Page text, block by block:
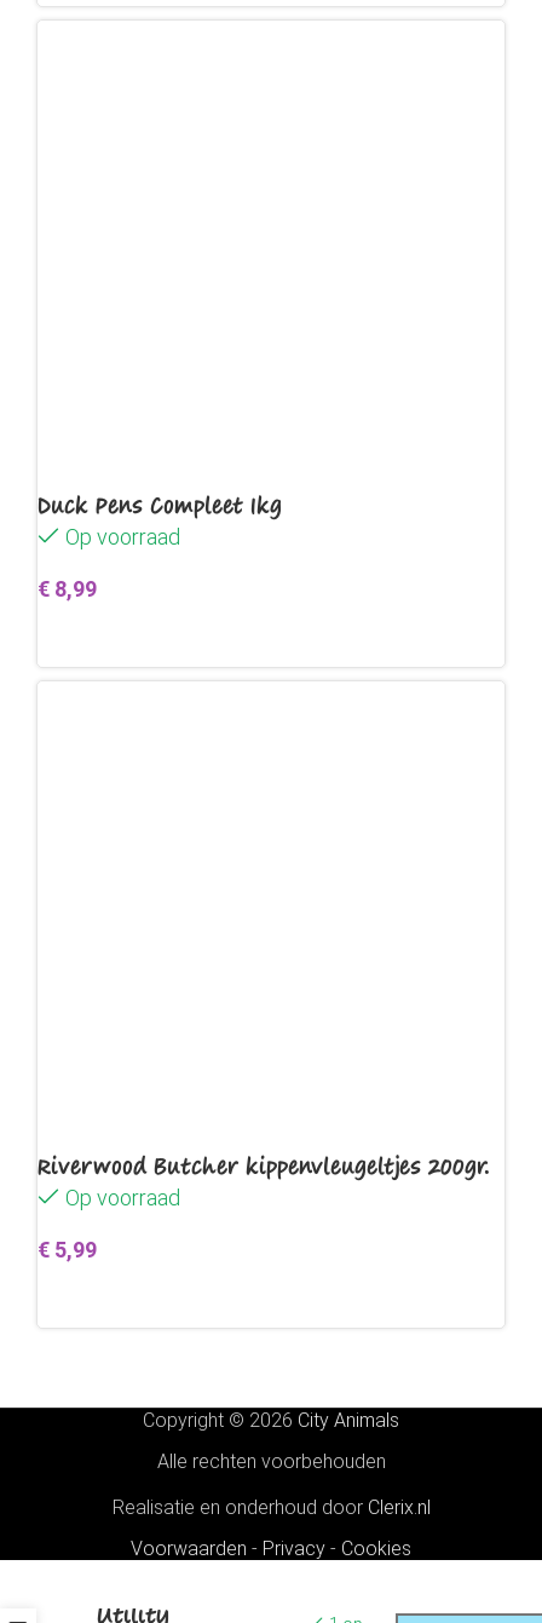
Duck Pens Compleet 1kg
Op voorraad
€ 8,99
Riverwood Butcher kippenvleugeltjes 200gr.
Op voorraad
€ 5,99
Copyright © 2026 City Animals
Alle rechten voorbehouden
Realisatie en onderhoud door Clerix.nl
Voorwaarden - Privacy - Cookies
Utility